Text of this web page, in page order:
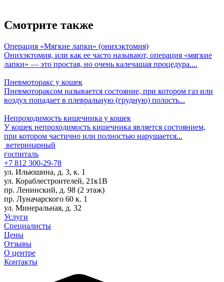
Смотрите также
Операция «Мягкие лапки» (онихэктомия)
Онихэктомия, или как ее часто называют, операция «мягкие
лапки» — это простая, но очень калечащая процедура....
Пневмоторакс у кошек
Пневмотораксом называется состояние, при котором газ или
воздух попадает в плевральную (грудную) полость...
Непроходимость кишечника у кошек
У кошек непроходимость кишечника является состоянием,
при котором частично или полностью нарушается...
ветеринарный
госпиталь
+7 812 300-29-78
ул. Ильюшина, д. 3, к. 1
ул. Кораблестроителей, 21к1В
пр. Ленинский, д. 98 (2 этаж)
пр. Луначарского 60 к. 1
ул. Минеральная, д. 32
Услуги
Специалисты
Цены
Отзывы
О центре
Контакты